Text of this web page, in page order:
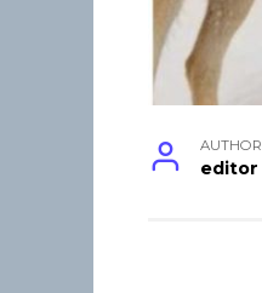
AUTHOR
editor